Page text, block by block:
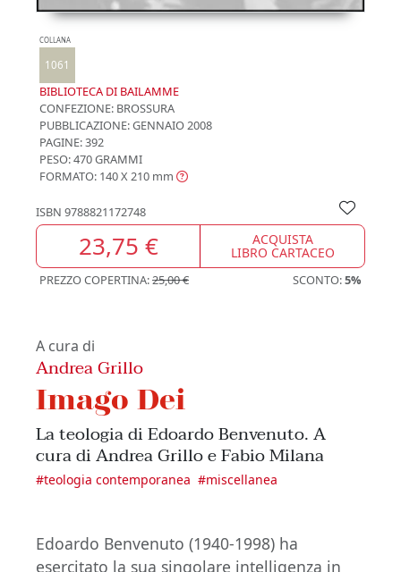
COLLANA
1061
BIBLIOTECA DI BAILAMME
CONFEZIONE: BROSSURA
PUBBLICAZIONE:GENNAIO 2008
PAGINE: 392
PESO: 470 GRAMMI
FORMATO: 140 X 210 mm
ISBN 9788821172748
23,75 € ACQUISTA
LIBRO CARTACEO
PREZZO COPERTINA:25,00 € SCONTO:5%
A cura di
Andrea Grillo
Imago Dei
La teologia di Edoardo Benvenuto. A
cura di Andrea Grillo e Fabio Milana
#teologia contemporanea #miscellanea
Edoardo Benvenuto (1940-1998) ha
esercitato la sua singolare intelligenza in